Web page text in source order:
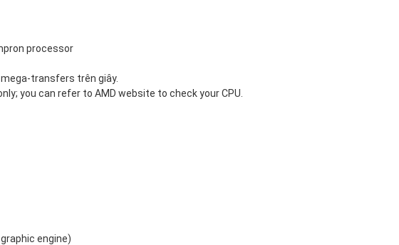
processor
transfers trên giây.
you can refer to AMD website to check your CPU.
graphic engine)